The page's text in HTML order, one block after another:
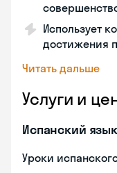
Использует
достижения
Читать дальше
Услуги и
Испанский язык
Уроки